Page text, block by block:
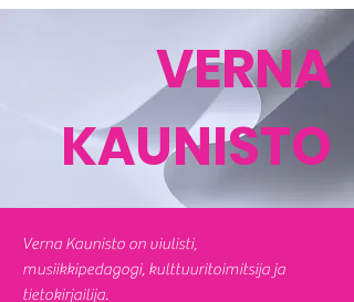
VERNA
KAUNISTO
Verna Kaunisto on viulisti,
musiikkipedagogi, kulttuuritoimitsija ja
tietokirjailija.